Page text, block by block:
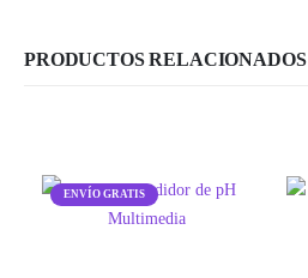
PRODUCTOS RELACIONADOS
ENVÍO GRATIS